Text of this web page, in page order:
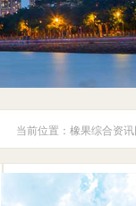
当前位置： 橡果综合资讯